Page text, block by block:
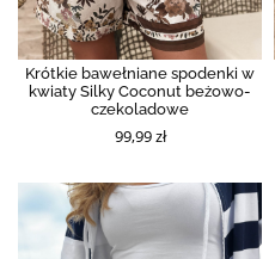
Krótkie bawełniane spodenki w
kwiaty Silky Coconut beżowo-
czekoladowe
99,99 zł